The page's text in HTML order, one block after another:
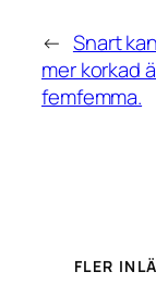
← Snart
mer korkad
femfemma.
FLER